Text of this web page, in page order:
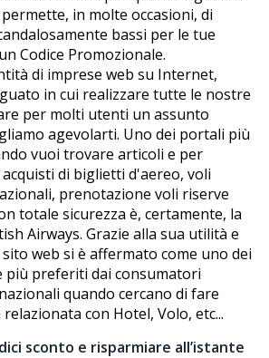
in molte occasioni, di
bassi per le tue
Codice Promozionale.
di imprese web su Internet,
in cui realizzare tutte le nostre
per molti utenti un assunto
agevolarti. Uno dei portali più
vuoi trovare articoli e per
di biglietti d'aereo, voli
prenotazione voli riserve
totale sicurezza è, certamente, la
Airways. Grazie alla sua utilità e
web si è affermato come uno dei
più preferiti dai consumatori
quando cercano di fare
con Hotel, Volo, etc...
sconto e risparmiare all’istante